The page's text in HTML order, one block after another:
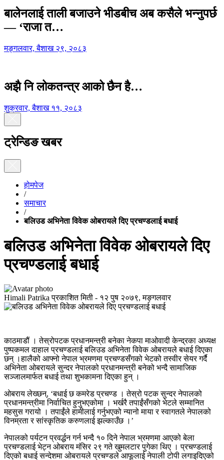
बालेनलाई ताली बजाउने भीडबीच अब कसैले भन्नुपर्छ
— ‘राजा त…
मङ्गलवार, बैशाख २९, २०८३
अझै नि लोकतन्त्र आको छैन है…
शुक्रवार, बैशाख ११, २०८३
ट्रेन्डिङ खबर
होमपेज
/
समाचार
/
बलिउड अभिनेता विवेक ओबरायले दिए प्रचण्डलाई बधाई
बलिउड अभिनेता विवेक ओबरायले दिए
प्रचण्डलाई बधाई
Himali Patrika प्रकाशित मिती - १२ पुष २०७९, मङ्गलवार
काठमाडौं । तेस्रोपटक प्रधानमन्त्री बनेका नेकपा माओवादी केन्द्रका अध्यक्ष
पुष्पकमल दाहाल प्रचण्डलाई बलिउड अभिनेता विवेक ओबरायले बधाई दिएका
छन् ।हालैको आफ्नो नेपाल भ्रमणमा प्रचण्डसँगको भेटको तस्वीर सेयर गर्दै
अभिनेता ओबरायले सुन्दर नेपालको प्रधानमन्त्री बनेको भन्दै सामाजिक
सञ्जालमार्फत बधाई तथा शुभकामना दिएका हुन् ।
ओबराय लेख्छन्, ‘बधाई छ कमरेड प्रचण्ड । तेस्रो पटक सुन्दर नेपालको
प्रधानमन्त्रीमा निर्वाचित हुनुभएकोमा । भर्खरै तपाईंसँगको भेटले सम्मानित
महसुस गरायो । तपाईंले हामीलाई गर्नुभएको न्यानो माया र स्वागतले नेपालको
विनम्रता र सांस्कृतिक करुणलाई झल्काउँछ ।’
नेपालको पर्यटन प्रवर्द्धन गर्न भन्दै १० दिने नेपाल भ्रमणमा आएको बेला
प्रचण्डलाई भेट्न ओबराय मंसिर २९ गते खुमलटार पुगेका थिए । प्रचण्डलाई
दिएको बधाई सन्देशमा ओबरायले प्रचण्डले आफूलाई नेपाली टोपी लगाइदिएको